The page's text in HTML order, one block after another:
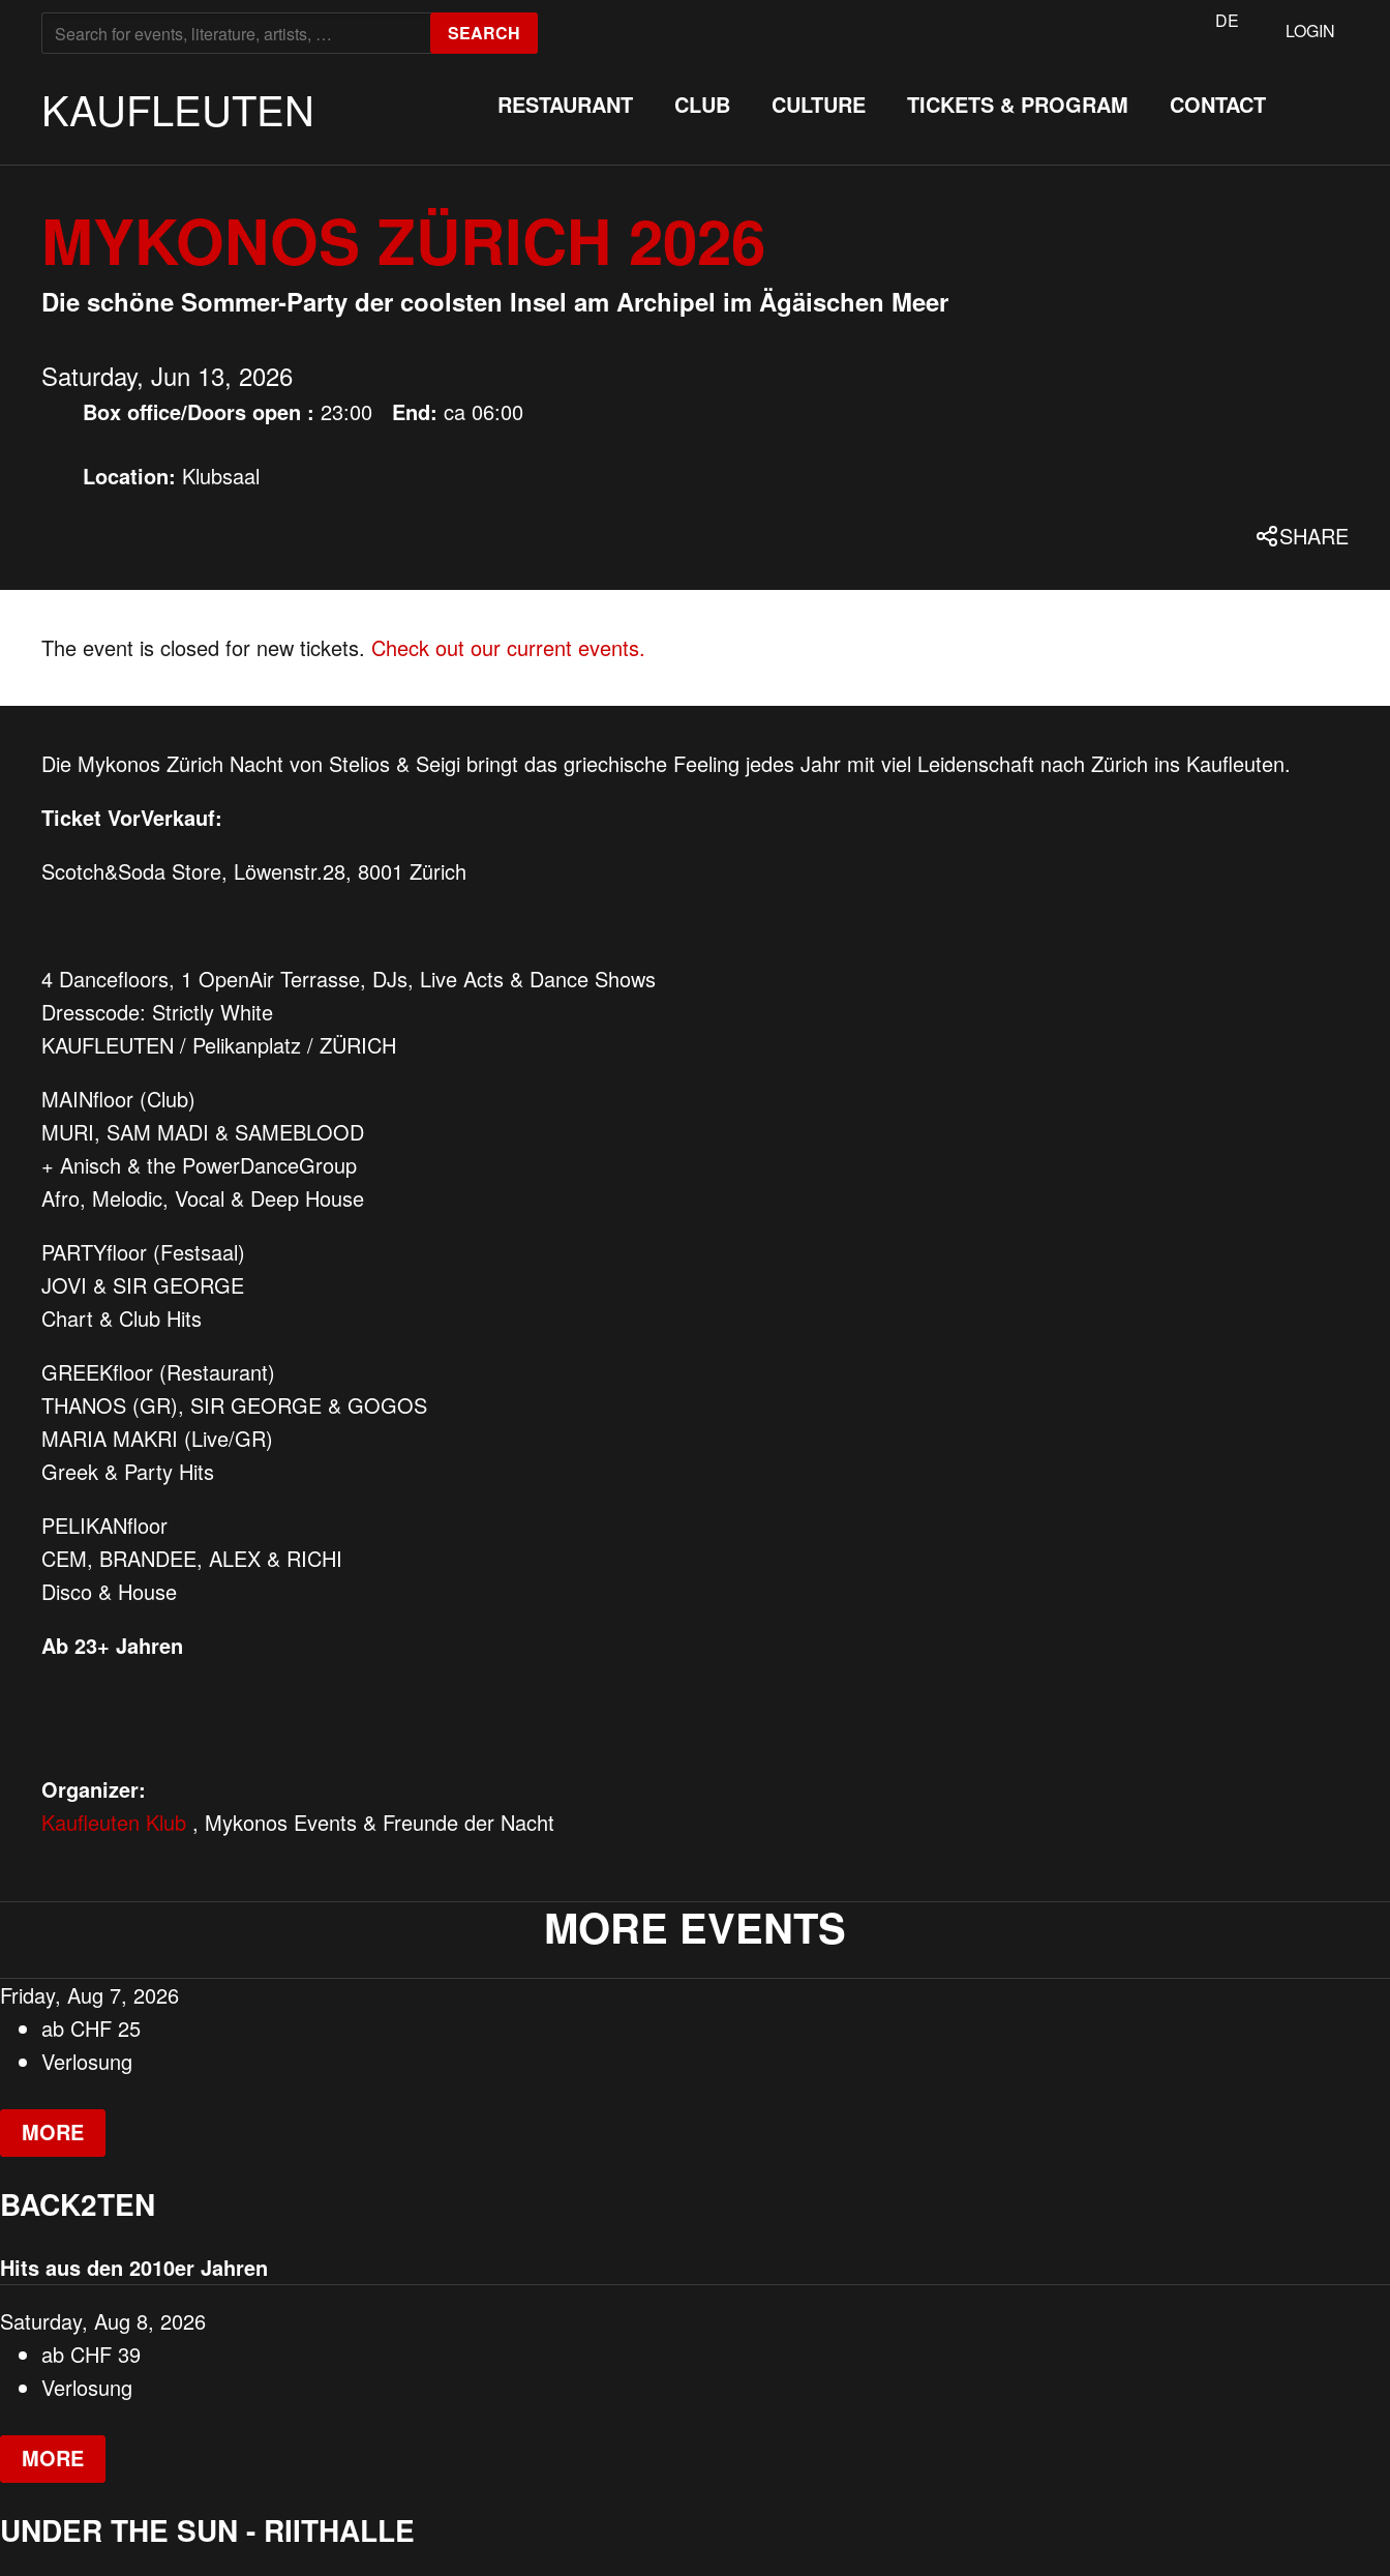
SEARCH
FOR:
SEARCH DE LOGIN
KAUFLEUTEN RESTAURANT CLUB CULTURE TICKETS & PROGRAM CONTACT
MYKONOS ZÜRICH 2026
Die schöne Sommer-Party der coolsten Insel am Archipel im Ägäischen Meer
Saturday, Jun 13, 2026
Box office/Doors open : 23:00 End: ca 06:00
Location: Klubsaal
SHARE
The event is closed for new tickets. Check out our current events.
Die Mykonos Zürich Nacht von Stelios & Seigi bringt das griechische Feeling jedes Jahr mit viel Leidenschaft nach Zürich ins Kaufleuten.
Ticket VorVerkauf:
Scotch&Soda Store, Löwenstr.28, 8001 Zürich
4 Dancefloors, 1 OpenAir Terrasse, DJs, Live Acts & Dance Shows
Dresscode: Strictly White
KAUFLEUTEN / Pelikanplatz / ZÜRICH
MAINfloor (Club)
MURI, SAM MADI & SAMEBLOOD
+ Anisch & the PowerDanceGroup
Afro, Melodic, Vocal & Deep House
PARTYfloor (Festsaal)
JOVI & SIR GEORGE
Chart & Club Hits
GREEKfloor (Restaurant)
THANOS (GR), SIR GEORGE & GOGOS
MARIA MAKRI (Live/GR)
Greek & Party Hits
PELIKANfloor
CEM, BRANDEE, ALEX & RICHI
Disco & House
Ab 23+ Jahren
Organizer:
Kaufleuten Klub , Mykonos Events & Freunde der Nacht
MORE EVENTS
Friday, Aug 7, 2026
ab CHF 25
Verlosung
MORE
BACK2TEN
Hits aus den 2010er Jahren
Saturday, Aug 8, 2026
ab CHF 39
Verlosung
MORE
UNDER THE SUN - RIITHALLE